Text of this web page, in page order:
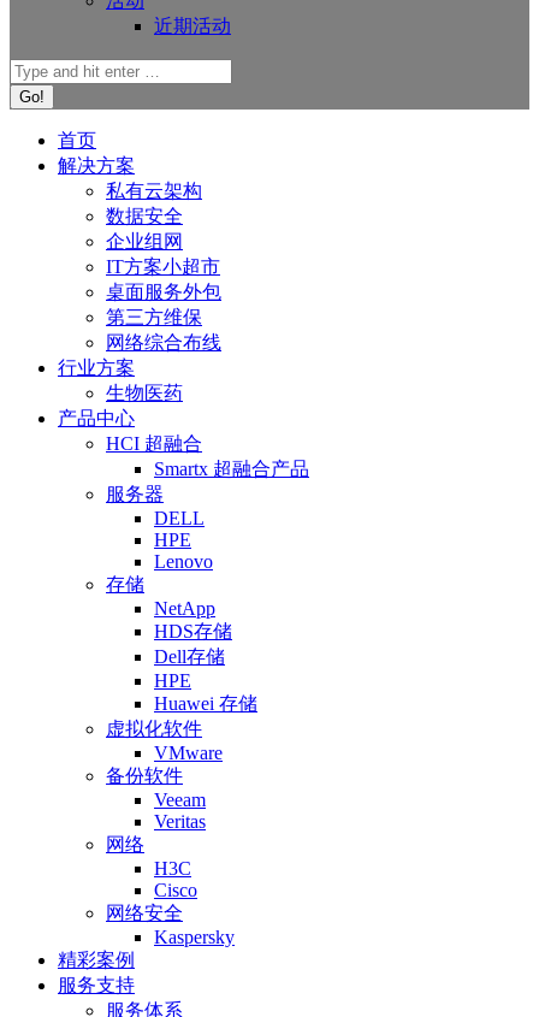
近期活动
首页
解决方案
私有云架构
数据安全
企业组网
IT方案小超市
桌面服务外包
第三方维保
网络综合布线
行业方案
生物医药
产品中心
HCI 超融合
Smartx 超融合产品
服务器
DELL
HPE
Lenovo
存储
NetApp
HDS存储
Dell存储
HPE
Huawei 存储
虚拟化软件
VMware
备份软件
Veeam
Veritas
网络
H3C
Cisco
网络安全
Kaspersky
精彩案例
服务支持
服务体系